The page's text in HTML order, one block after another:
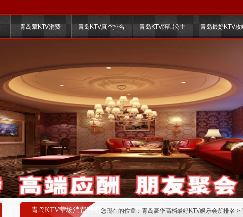
青岛荤KTV消费 青岛KTV真空排名 青岛KTV陪唱公主 青岛最好KTV攻
青岛KTV荤场消费明细 您现在的位置： 青岛豪华高档最好KTV娱乐会所排名 >